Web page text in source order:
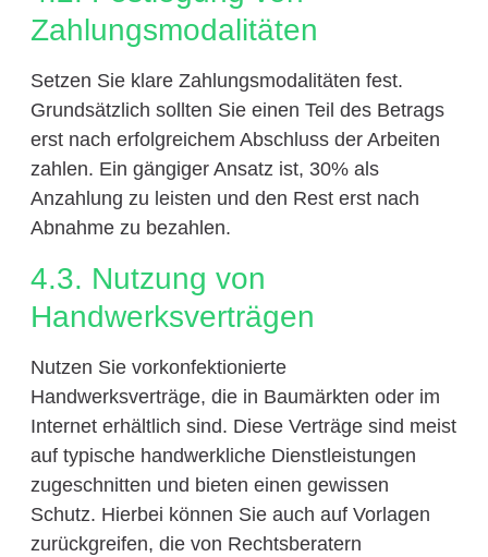
Zahlungsmodalitäten
Setzen Sie klare Zahlungsmodalitäten fest.
Grundsätzlich sollten Sie einen Teil des Betrags
erst nach erfolgreichem Abschluss der Arbeiten
zahlen. Ein gängiger Ansatz ist, 30% als
Anzahlung zu leisten und den Rest erst nach
Abnahme zu bezahlen.
4.3. Nutzung von
Handwerksverträgen
Nutzen Sie vorkonfektionierte
Handwerksverträge, die in Baumärkten oder im
Internet erhältlich sind. Diese Verträge sind meist
auf typische handwerkliche Dienstleistungen
zugeschnitten und bieten einen gewissen
Schutz. Hierbei können Sie auch auf Vorlagen
zurückgreifen, die von Rechtsberatern